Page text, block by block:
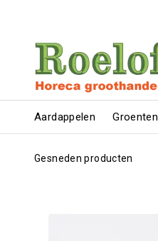
Aardappelen Groenten
Gesneden producten